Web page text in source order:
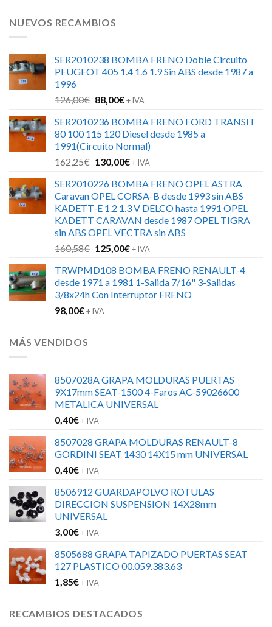
NUEVOS RECAMBIOS
SER2010238 BOMBA FRENO Doble Circuito
PEUGEOT 405 1.4 1.6 1.9 Sin ABS desde 1987 a
1996
126,00€ El
original
era:
126,00€.
88,00€El
actual
es:
88,00€.
+ IVA
SER2010236 BOMBA FRENO FORD TRANSIT
80 100 115 120 Diesel desde 1985 a
1991(Circuito Normal)
162,25€ El
original
era:
162,25€.
130,00€El
actual
es:
130,00€.
+ IVA
SER2010226 BOMBA FRENO OPEL ASTRA
Caravan OPEL CORSA-B desde 1993 sin ABS
KADETT-E 1.2 1.3 V DELCO hasta 1991 OPEL
KADETT CARAVAN desde 1987 OPEL TIGRA
sin ABS OPEL VECTRA sin ABS
160,58€ El
original
era:
160,58€.
125,00€El
actual
es:
125,00€.
+ IVA
TRWPMD108 BOMBA FRENO RENAULT-4
desde 1971 a 1981 1-Salida 7/16" 3-Salidas
3/8x24h Con Interruptor FRENO
98,00€+ IVA
MÁS VENDIDOS
8507028A GRAPA MOLDURAS PUERTAS
9X17mm SEAT-1500 4-Faros AC-59026600
METALICA UNIVERSAL
0,40€+ IVA
8507028 GRAPA MOLDURAS RENAULT-8
GORDINI SEAT 1430 14X15 mm UNIVERSAL
0,40€+ IVA
8506912 GUARDAPOLVO ROTULAS
DIRECCION SUSPENSION 14X28mm
UNIVERSAL
3,00€+ IVA
8505688 GRAPA TAPIZADO PUERTAS SEAT
127 PLASTICO 00.059.383.63
1,85€+ IVA
RECAMBIOS DESTACADOS